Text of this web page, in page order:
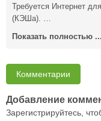
Требуется Интернет
(КЭШа). …
Показать полностью ...
Комментарии
Добавление
Зарегистрируйтесь,